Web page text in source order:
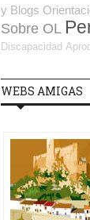
y Blogs
Sobre OL
Discapacidad
WEBS AMIGAS